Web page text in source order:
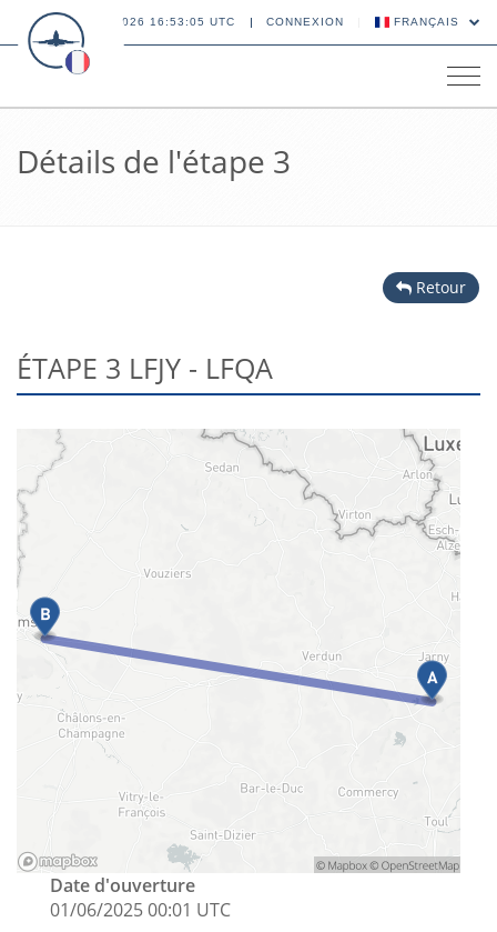
08 AOÛT 2026 16:53:05 UTC CONNEXION FRANÇAIS
Détails de l'étape 3
Retour
ÉTAPE 3 LFJY - LFQA
Date d'ouverture
01/06/2025 00:01 UTC